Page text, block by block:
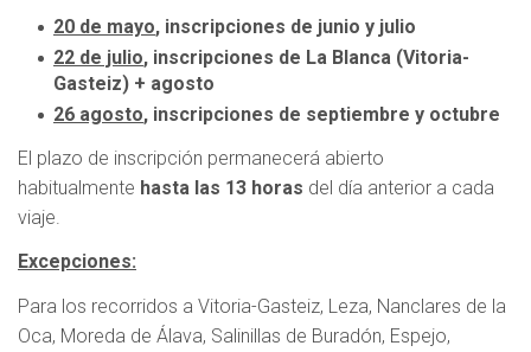
20 de mayo, inscripciones de junio y julio
22 de julio, inscripciones de La Blanca (Vitoria-
Gasteiz) + agosto
26 agosto, inscripciones de septiembre y octubre
El plazo de inscripción permanecerá abierto
habitualmente hasta las 13 horas del día anterior a cada
viaje.
Excepciones:
Para los recorridos a Vitoria-Gasteiz, Leza, Nanclares de la
Oca, Moreda de Álava, Salinillas de Buradón, Espejo,